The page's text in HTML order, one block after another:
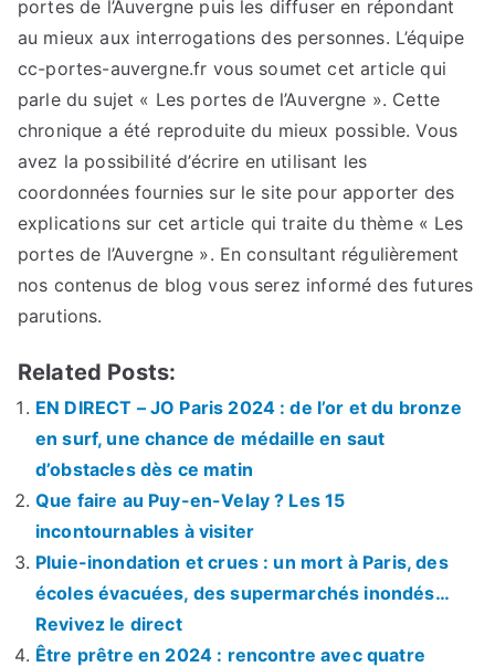
portes de l’Auvergne puis les diffuser en répondant
au mieux aux interrogations des personnes. L’équipe
cc-portes-auvergne.fr vous soumet cet article qui
parle du sujet « Les portes de l’Auvergne ». Cette
chronique a été reproduite du mieux possible. Vous
avez la possibilité d’écrire en utilisant les
coordonnées fournies sur le site pour apporter des
explications sur cet article qui traite du thème « Les
portes de l’Auvergne ». En consultant régulièrement
nos contenus de blog vous serez informé des futures
parutions.
Related Posts:
EN DIRECT – JO Paris 2024 : de l’or et du bronze
en surf, une chance de médaille en saut
d’obstacles dès ce matin
Que faire au Puy-en-Velay ? Les 15
incontournables à visiter
Pluie-inondation et crues : un mort à Paris, des
écoles évacuées, des supermarchés inondés…
Revivez le direct
Être prêtre en 2024 : rencontre avec quatre